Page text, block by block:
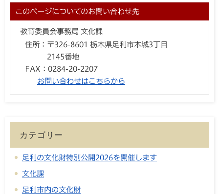
このページについてのお問い合わせ先
教育委員会事務局 文化課
住所： 〒326-8601 栃木県足利市本城3丁目
2145番地
FAX： 0284-20-2207
お問い合わせはこちらから
カテゴリー
足利の文化財特別公開2026を開催します
文化課
足利市内の文化財